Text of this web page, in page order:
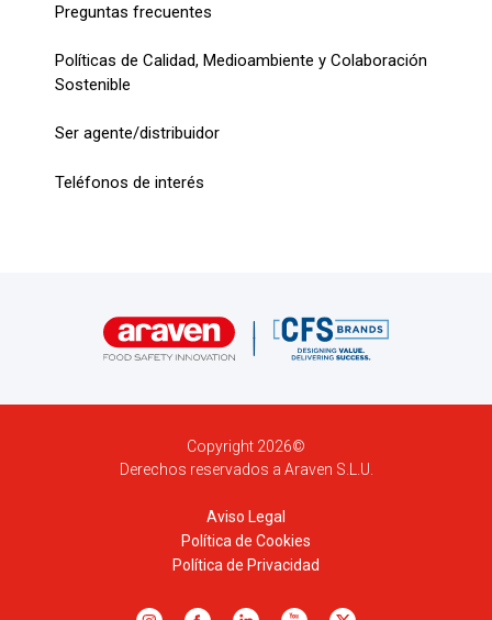
Preguntas frecuentes
Políticas de Calidad, Medioambiente y Colaboración
Sostenible
Ser agente/distribuidor
Teléfonos de interés
Copyright 2026©
Derechos reservados a Araven S.L.U.
Aviso Legal
Política de Cookies
Política de Privacidad